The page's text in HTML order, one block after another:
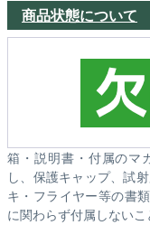
商品状態について
箱・説明書・付属のマ
し、保護キャップ、試
キ・フライヤー等の書
に関わらず付属しないこ